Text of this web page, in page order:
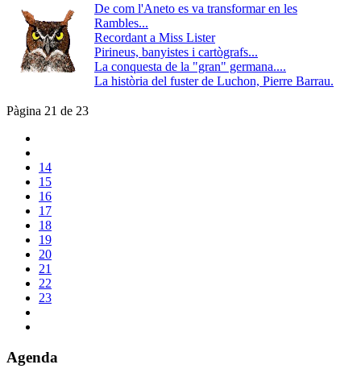
De com l'Aneto es va transformar en les
Rambles...
Recordant a Miss Lister
Pirineus, banyistes i cartògrafs...
La conquesta de la "gran" germana....
La història del fuster de Luchon, Pierre Barrau.
Pàgina 21 de 23
14
15
16
17
18
19
20
21
22
23
Agenda